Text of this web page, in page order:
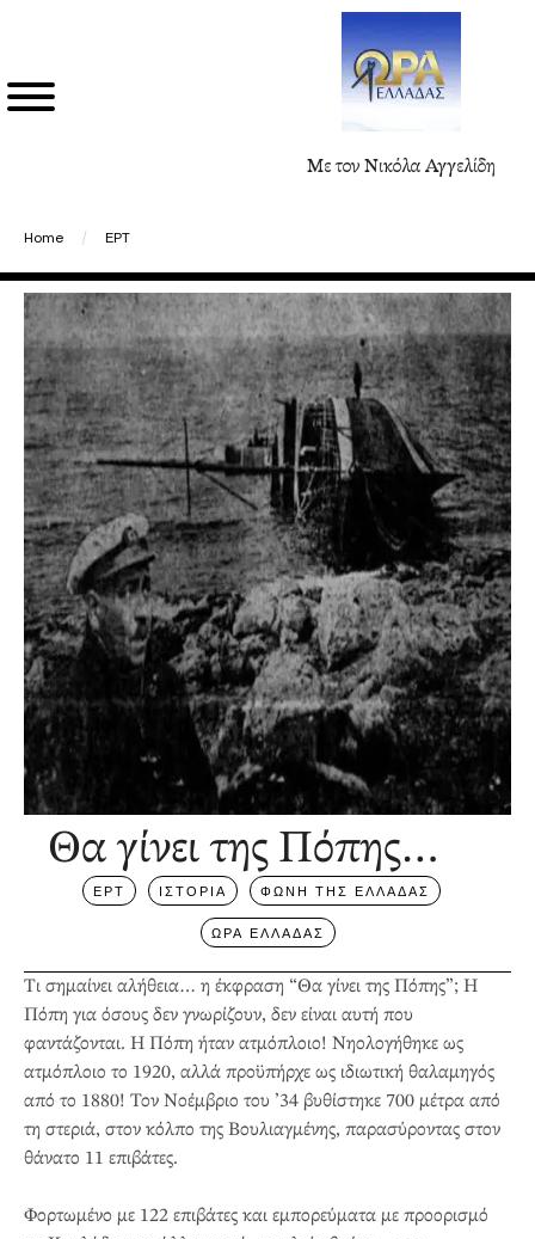
Με τον Νικόλα Αγγελίδη
Home / ΕΡΤ
Θα γίνει της Πόπης…
ΕΡΤ ΙΣΤΟΡΙΑ ΦΩΝΗ ΤΗΣ ΕΛΛΑΔΑΣ
ΩΡΑ ΕΛΛΑΔΑΣ
Τι σημαίνει αλήθεια… η έκφραση “Θα γίνει της Πόπης”; Η
Πόπη για όσους δεν γνωρίζουν, δεν είναι αυτή που
φαντάζονται. Η Πόπη ήταν ατμόπλοιο! Νηολογήθηκε ως
ατμόπλοιο το 1920, αλλά προϋπήρχε ως ιδιωτική θαλαμηγός
από το 1880! Τον Νοέμβριο του ’34 βυθίστηκε 700 μέτρα από
τη στεριά, στον κόλπο της Βουλιαγμένης, παρασύροντας στον
θάνατο 11 επιβάτες.
Φορτωμένο με 122 επιβάτες και εμπορεύματα με προορισμό